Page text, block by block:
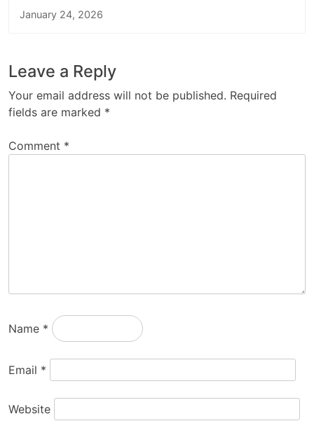
January 24, 2026
Leave a Reply
Your email address will not be published. Required
fields are marked *
Comment *
Name *
Email *
Website